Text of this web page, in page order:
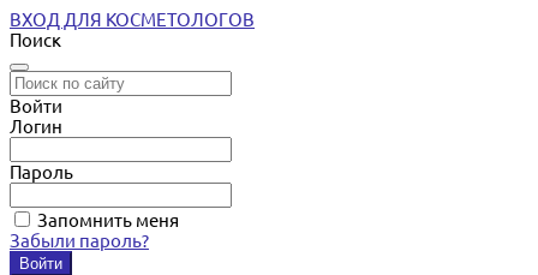
ВХОД ДЛЯ КОСМЕТОЛОГОВ
Поиск
Войти
Логин
Пароль
Запомнить меня
Забыли пароль?